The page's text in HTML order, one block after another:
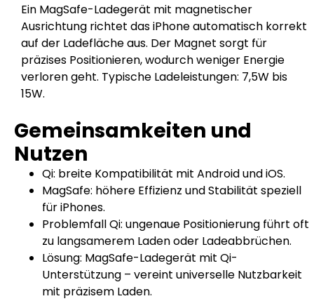
Ein MagSafe-Ladegerät mit magnetischer
Ausrichtung richtet das iPhone automatisch korrekt
auf der Ladefläche aus. Der Magnet sorgt für
präzises Positionieren, wodurch weniger Energie
verloren geht. Typische Ladeleistungen: 7,5W bis
15W.
Gemeinsamkeiten und
Nutzen
Qi: breite Kompatibilität mit Android und iOS.
MagSafe: höhere Effizienz und Stabilität speziell
für iPhones.
Problemfall Qi: ungenaue Positionierung führt oft
zu langsamerem Laden oder Ladeabbrüchen.
Lösung: MagSafe-Ladegerät mit Qi-
Unterstützung – vereint universelle Nutzbarkeit
mit präzisem Laden.